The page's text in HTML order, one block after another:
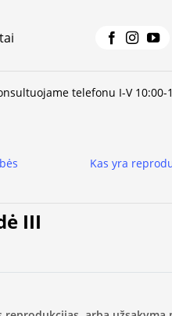
telefonu I-V 10:00-
Kas yra
III